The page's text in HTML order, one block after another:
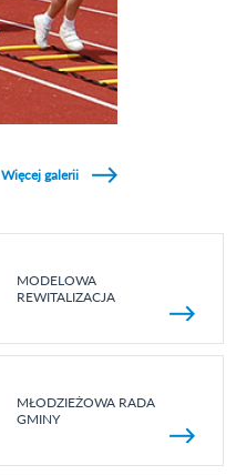
Więcej galerii
MODELOWA
REWITALIZACJA
MŁODZIEŻOWA RADA
GMINY